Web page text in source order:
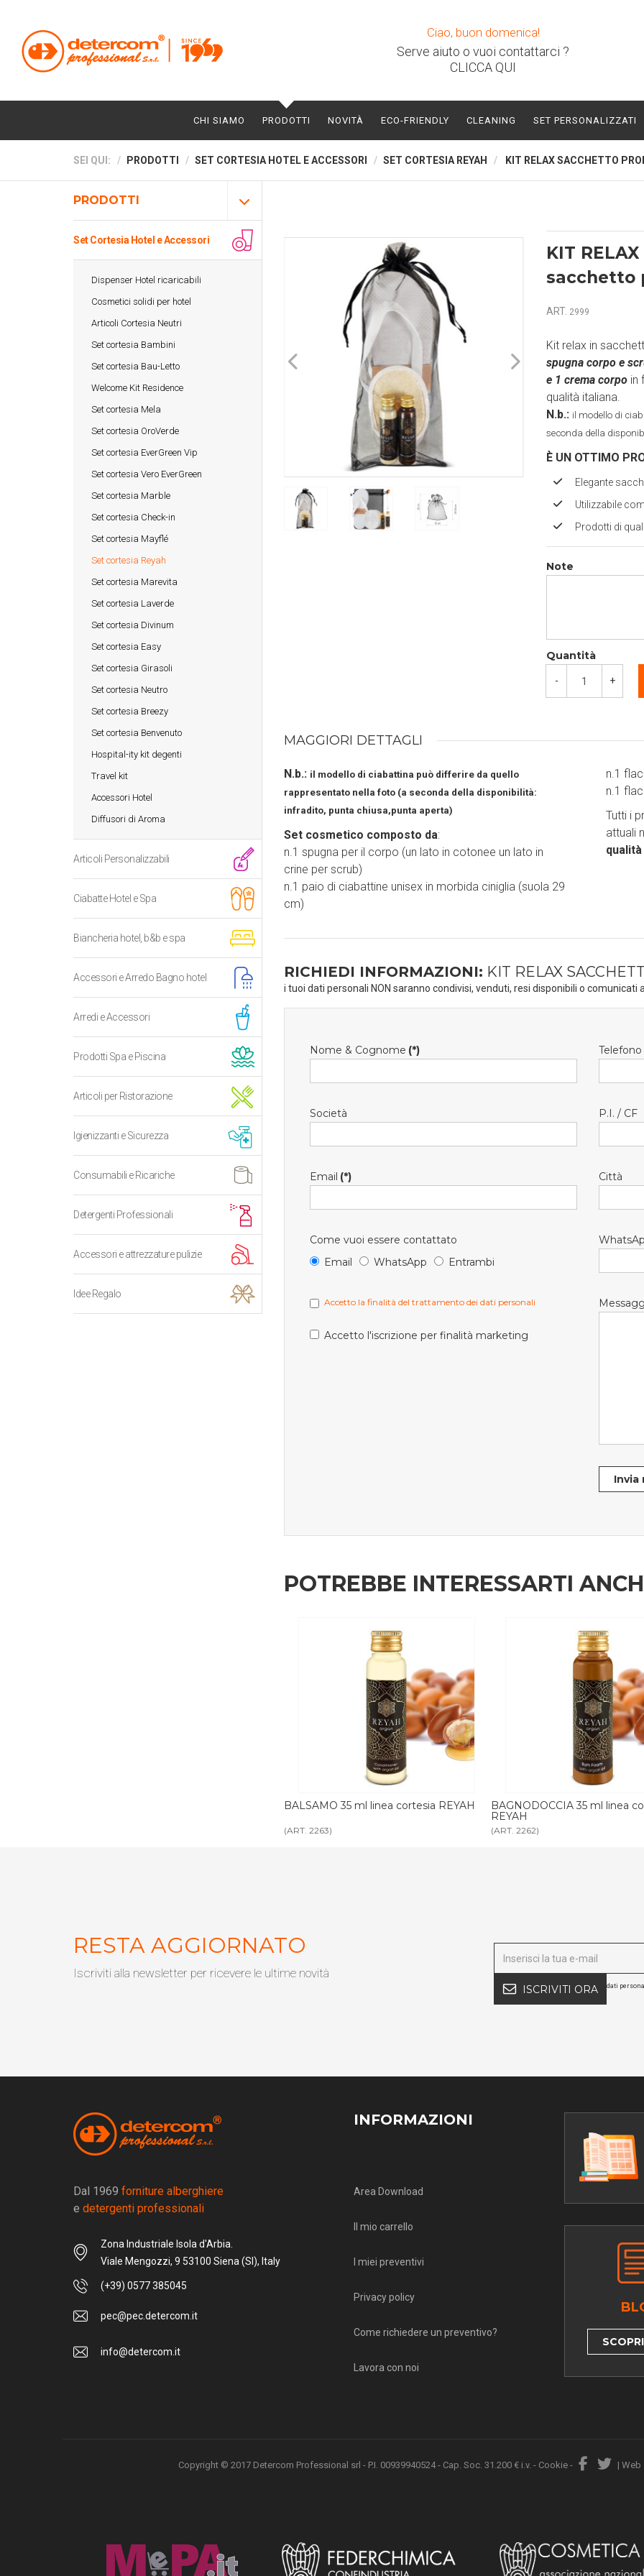
Ciao, buon domenica!
Serve aiuto o vuoi contattarci ?
CLICCA QUI
CHI SIAMO PRODOTTI NOVITÀ ECO-FRIENDLY CLEANING SET PERSONALIZZATI
SEI QUI: PRODOTTI SET CORTESIA HOTEL E ACCESSORI SET CORTESIA REYAH KIT RELAX SACCHETTO
PRODOTTI
Set Cortesia Hotel e Accessori
Dispenser Hotel ricaricabili
Cosmetici solidi per hotel
Articoli Cortesia Neutri
Set cortesia Bambini
Set cortesia Bau-Letto
Welcome Kit Residence
Set cortesia Mela
Set cortesia OroVerde
Set cortesia EverGreen Vip
Set cortesia Vero EverGreen
Set cortesia Marble
Set cortesia Check-in
Set cortesia Mayflé
Set cortesia Reyah
Set cortesia Marevita
Set cortesia Laverde
Set cortesia Divinum
Set cortesia Easy
Set cortesia Girasoli
Set cortesia Neutro
Set cortesia Breezy
Set cortesia Benvenuto
Hospital-ity kit degenti
Travel kit
Accessori Hotel
Diffusori di Aroma
Articoli Personalizzabili
Ciabatte Hotel e Spa
Biancheria hotel, b&b e spa
Accessori e Arredo Bagno hotel
Arredi e Accessori
Prodotti Spa e Piscina
Articoli per Ristorazione
Igienizzanti e Sicurezza
Consumabili e Ricariche
Detergenti Professionali
Accessori e attrezzature pulizie
Idee Regalo
KIT RELAX
sacchetto
ART. 2999
Kit relax in
spugna corpo e
e 1 crema corpo in
qualità italiana.
N.b.: il modello di
seconda della
È UN OTTIMO
Elegante
Utilizzabile
Prodotti di
Note
Quantità
- +
MAGGIORI DETTAGLI
N.b.: il modello di ciabattina può differire da quello
rappresentato nella foto (a seconda della disponibilità:
infradito, punta chiusa,punta aperta)
Set cosmetico composto da:
n.1 spugna per il corpo (un lato in cotonee un lato in
crine per scrub)
n.1 paio di ciabattine unisex in morbida ciniglia (suola 29
cm)
n.1
n.1
Tutti i
attuali
RICHIEDI INFORMAZIONI: KIT RELAX
i tuoi dati personali NON saranno condivisi, venduti, resi disponibili o comunicati
Nome & Cognome (*) Telefono
Società P.I. / CF
Email (*) Città
Come vuoi essere contattato
Email
WhatsApp Entrambi
Accetto la finalità del trattamento dei dati personali
Accetto l'iscrizione per finalità marketing
Invia
POTREBBE INTERESSARTI
BAGNODOCCIA 35 ml linea cortesia
(ART. 2262)
CREMA CORPO 35 ml linea
REYAH
(ART. 2264)
RESTA AGGIORNATO
Iscriviti alla newsletter per ricevere le ultime novità
ISCRIVITI ORA dati
Dal 1969 forniture alberghiere
e detergenti professionali
Zona Industriale Isola d'Arbia.
Viale Mengozzi, 9 53100 Siena (SI), Italy
(+39) 0577 385045
pec@pec.detercom.it
info@detercom.it
INFORMAZIONI
Area Download
Il mio carrello
I miei preventivi
Privacy policy
Come richiedere un preventivo?
Lavora con noi
Copyright © 2017 Detercom Professional srl - P.I. 00939940524 - Cap. Soc. 31.200 € i.v. - Cookie - | Web